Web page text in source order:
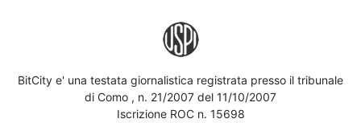
BitCity e' una testata giornalistica registrata presso il tribunale
di Como , n. 21/2007 del 11/10/2007
Iscrizione ROC n. 15698